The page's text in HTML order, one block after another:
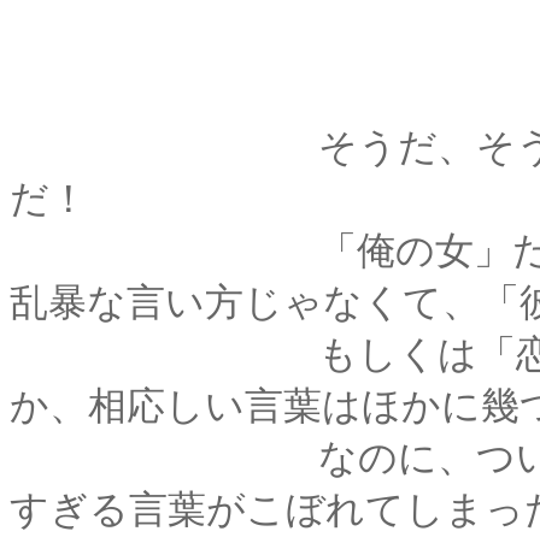
そうだ、そうだよな
だ！
「俺の女」だなんて
乱暴な言い方じゃなくて、
もしくは「恋人」と
か、相応しい言葉はほかに幾
なのに、つい油断
すぎる言葉がこぼれてしまっ